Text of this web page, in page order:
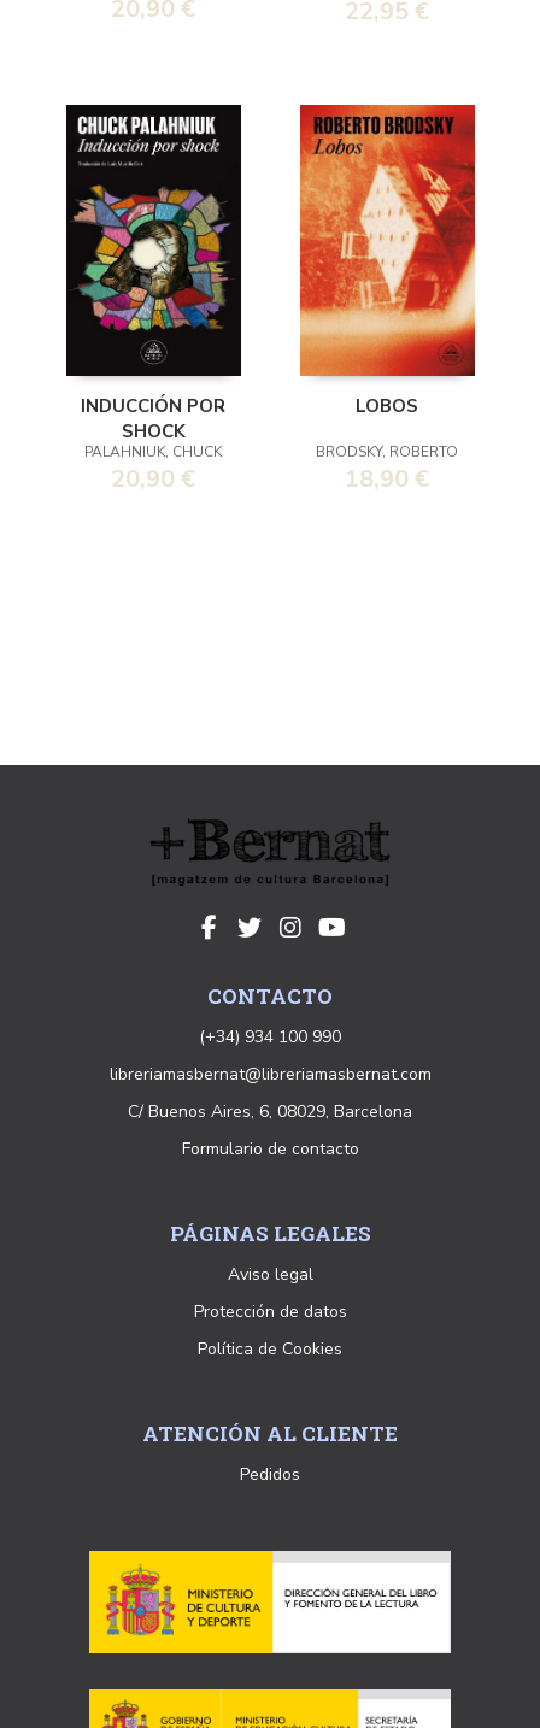
20,90 € 22,95 €
INDUCCIÓN POR
SHOCK
PALAHNIUK, CHUCK
20,90 €
LOBOS
BRODSKY, ROBERTO
18,90 €
CONTACTO
(+34) 934 100 990
libreriamasbernat@libreriamasbernat.com
C/ Buenos Aires, 6, 08029, Barcelona
Formulario de contacto
PÁGINAS LEGALES
Aviso legal
Protección de datos
Política de Cookies
ATENCIÓN AL CLIENTE
Pedidos